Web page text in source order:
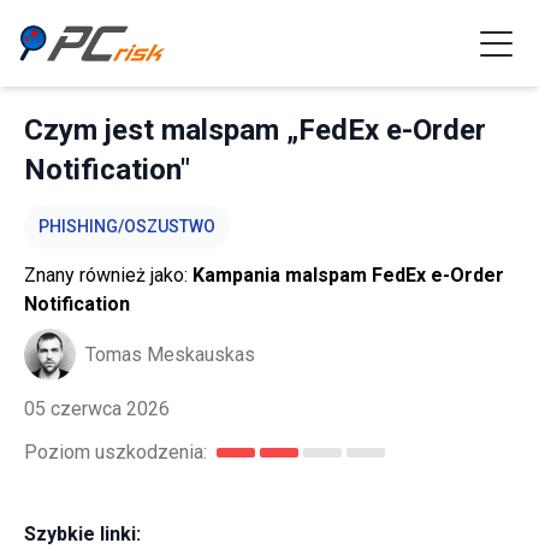
Czym jest malspam „FedEx e-Order
Notification"
PHISHING/OSZUSTWO
Znany również jako: Kampania malspam FedEx e-Order
Notification
Tomas Meskauskas
05 czerwca 2026
Poziom uszkodzenia:
Szybkie linki: